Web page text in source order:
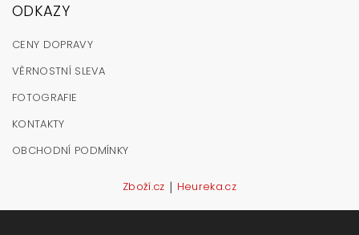
ODKAZY
CENY DOPRAVY
VĚRNOSTNÍ SLEVA
FOTOGRAFIE
KONTAKTY
OBCHODNÍ PODMÍNKY
Zboží.cz | Heureka.cz